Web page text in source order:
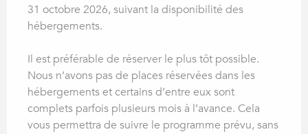
31 octobre 2026, suivant la disponibilité des
hébergements.
Il est préférable de réserver le plus tôt possible.
Nous n’avons pas de places réservées dans les
hébergements et certains d’entre eux sont
complets parfois plusieurs mois à l’avance. Cela
vous permettra de suivre le programme prévu, sans